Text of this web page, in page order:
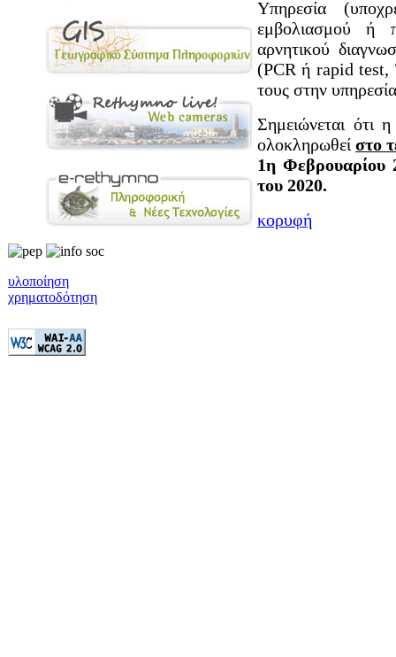
υλοποίηση
χρηματοδότηση
Υπηρεσία
εμβολιασμού ή
αρνητικού
(PCR ή rapid test,
τους στην
Σημειώνεται ότι
ολοκληρωθείστο
1η Φεβρουαρίου
του 2020.
κορυφή